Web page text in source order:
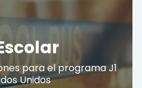
para el programa J1
Unidos